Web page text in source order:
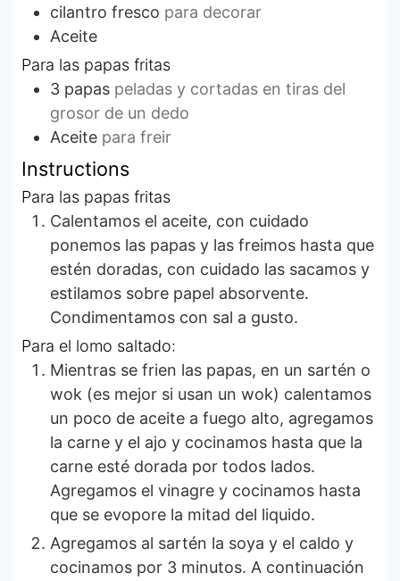
cilantro fresco para decorar
Aceite
Para las papas fritas
3 papas peladas y cortadas en tiras del
grosor de un dedo
Aceite para freir
Instructions
Para las papas fritas
Calentamos el aceite, con cuidado
ponemos las papas y las freimos hasta que
estén doradas, con cuidado las sacamos y
estilamos sobre papel absorvente.
Condimentamos con sal a gusto.
Para el lomo saltado:
Mientras se frien las papas, en un sartén o
wok (es mejor si usan un wok) calentamos
un poco de aceite a fuego alto, agregamos
la carne y el ajo y cocinamos hasta que la
carne esté dorada por todos lados.
Agregamos el vinagre y cocinamos hasta
que se evopore la mitad del liquido.
Agregamos al sartén la soya y el caldo y
cocinamos por 3 minutos. A continuación